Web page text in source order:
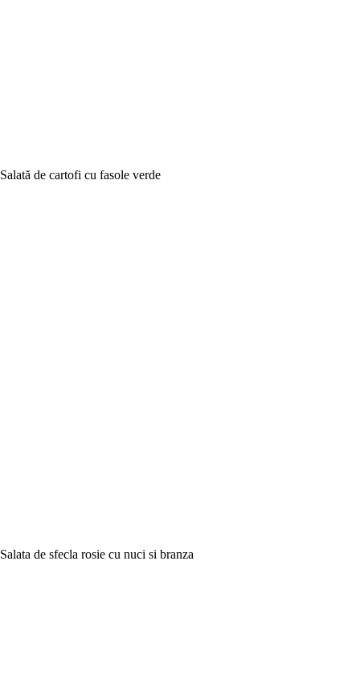
Salată de cartofi cu fasole verde
Salata de sfecla rosie cu nuci si branza